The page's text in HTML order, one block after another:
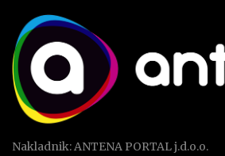
Nakladnik: ANTENA PORTAL j.d.o.o.